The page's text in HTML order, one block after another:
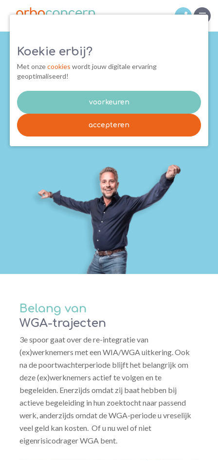
Win-winsituatie
Voor werkgever en werknemer
doe mij een voorstel
Belang van
WGA-trajecten
3e spoor gaat over de re-integratie van
(ex)werknemers met een WIA/WGA uitkering. Ook
na de poortwachterperiode blijft het belangrijk om
deze (ex)werknemers actief te volgen en te
begeleiden. Enerzijds omdat zij baat hebben bij
actieve begeleiding in hun zoektocht naar passend
werk, anderzijds omdat de WGA-periode u vreselijk
veel geld kan kosten. Of u nu wel of niet
eigenrisicodrager WGA bent.
Koekie erbij?
Met onzecookies wordt jouw digitale ervaring
geoptimaliseerd!
voorkeuren
accepteren